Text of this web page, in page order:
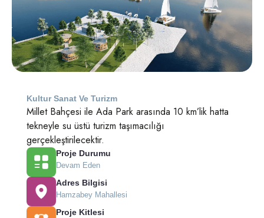
Kultur Sanat Ve Turizm
Millet Bahçesi ile Ada Park arasında 10 km’lik hatta
tekneyle su üstü turizm taşımacılığı
gerçekleştirilecektir.
Proje Durumu
Devam Eden
Adres Bilgisi
Hamzabey Mahallesi
Proje Kitlesi